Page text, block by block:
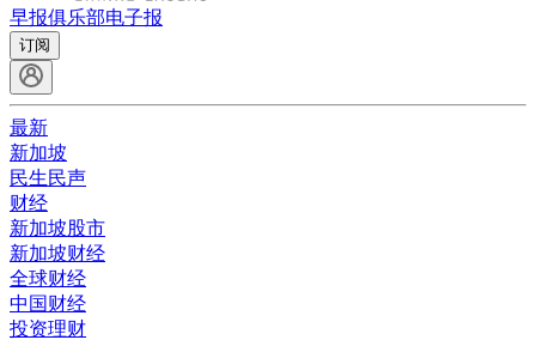
早报俱乐部电子报
订阅
最新
新加坡
民生民声
财经
新加坡股市
新加坡财经
全球财经
中国财经
投资理财